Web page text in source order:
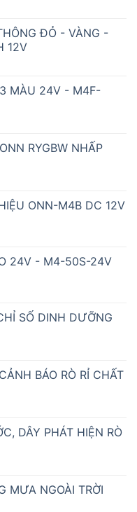
ĐỎ - VÀNG -
12V
MÀU 24V - M4F-
RYGBW NHẤP
ONN-M4B DC 12V
24V - M4-50S-24V
SỐ DINH DƯỠNG
BÁO RÒ RỈ CHẤT
DÂY PHÁT HIỆN RÒ
MƯA NGOÀI TRỜI